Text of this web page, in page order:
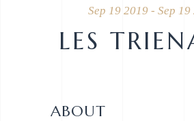
Sep 19 2019 - Sep 19
LES
ABOUT